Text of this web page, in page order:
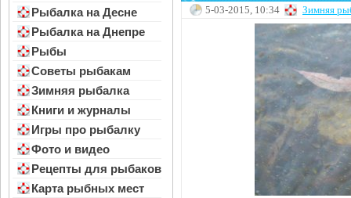
Рыбалка на Десне
Рыбалка на Днепре
Рыбы
Советы рыбакам
Зимняя рыбалка
Книги и журналы
Игры про рыбалку
Фото и видео
Рецепты для рыбаков
Карта рыбных мест
5-03-2015, 10:34 Зимняя